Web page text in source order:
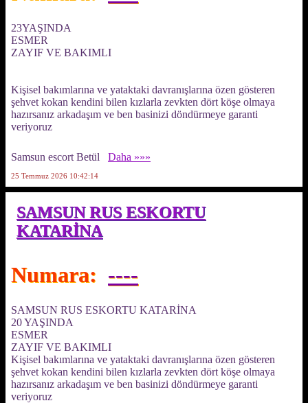
23YAŞINDA
ESMER
ZAYIF VE BAKIMLI
Kişisel bakımlarına ve yataktaki davranışlarına özen gösteren
şehvet kokan kendini bilen kızlarla zevkten dört köşe olmaya
hazırsanız arkadaşım ve ben basinizi döndürmeye garanti
veriyoruz
Samsun escort Betül Daha »»»
25 Temmuz 2026 10:42:14
SAMSUN RUS ESKORTU
KATARİNA
Numara: ----
SAMSUN RUS ESKORTU KATARİNA
20 YAŞINDA
ESMER
ZAYIF VE BAKIMLI
Kişisel bakımlarına ve yataktaki davranışlarına özen gösteren
şehvet kokan kendini bilen kızlarla zevkten dört köşe olmaya
hazırsanız arkadaşım ve ben basinizi döndürmeye garanti
veriyoruz